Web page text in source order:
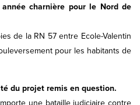
charnière pour le Nord de
de la RN 57 entre Ecole-Valentin
pour les habitants de
du projet remis en question.